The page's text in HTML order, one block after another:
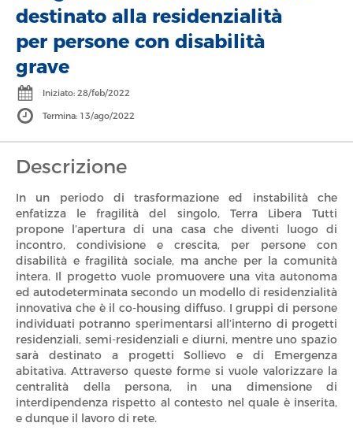
0
LIKES
destinato alla residenzialità
per persone con disabilità
grave
Iniziato: 28/feb/2022
Termina: 13/ago/2022
Descrizione
In un periodo di trasformazione ed instabilità che
enfatizza le fragilità del singolo, Terra Libera Tutti
propone l’apertura di una casa che diventi luogo di
incontro, condivisione e crescita, per persone con
disabilità e fragilità sociale, ma anche per la comunità
intera. Il progetto vuole promuovere una vita autonoma
ed autodeterminata secondo un modello di residenzialità
innovativa che è il co-housing diffuso. I gruppi di persone
individuati potranno sperimentarsi all’interno di progetti
residenziali, semi-residenziali e diurni, mentre uno spazio
sarà destinato a progetti Sollievo e di Emergenza
abitativa. Attraverso queste forme si vuole valorizzare la
centralità della persona, in una dimensione di
interdipendenza rispetto al contesto nel quale è inserita,
e dunque il lavoro di rete.